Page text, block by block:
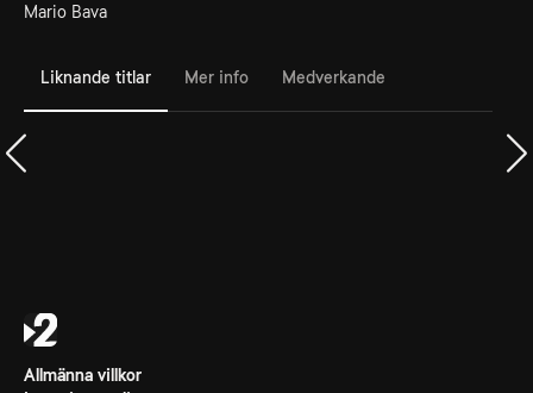
Mario Bava
Liknande titlar Mer info Medverkande
Allmänna villkor